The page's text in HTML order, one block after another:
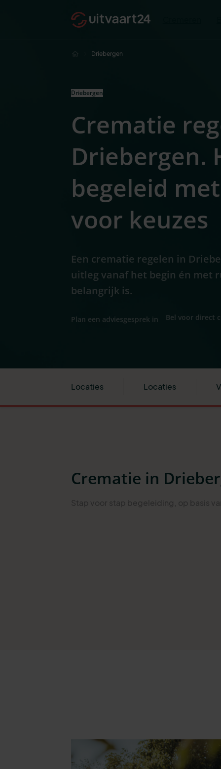
Driebergen
Driebergen
Crematie
Driebergen.
begeleid
voor keuzes
Een crematie regelen in
uitleg vanaf het begin én met
belangrijk is.
Plan een adviesgesprek in Bel voor direct
Locaties Locaties
Crematie in